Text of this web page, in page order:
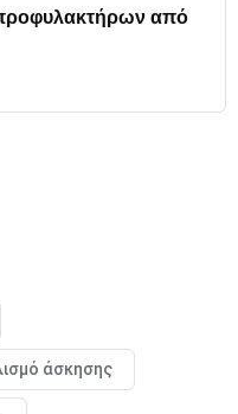
από
άσκησης